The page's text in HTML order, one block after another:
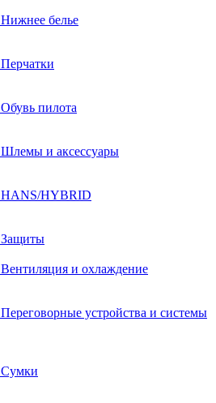
Нижнее белье
Перчатки
Обувь пилота
Шлемы и аксессуары
HANS/HYBRID
Защиты
Вентиляция и охлаждение
Переговорные устройства и системы
Сумки